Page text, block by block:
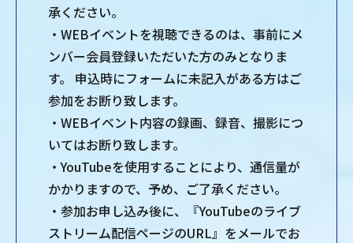
承ください。
・WEBイベントを視聴できるのは、事前にメ
ンバー会員登録いただいた⽅のみとなりま
す。 申込時にフォームに未記⼊がある⽅はご
参加をお断り致します。
・WEBイベント内容の録画、録⾳、撮影につ
いてはお断り致します。
・YouTubeを使⽤することにより、通信量が
かかりますので、予め、ご了承ください。
・参加お申し込み後に、『YouTubeのライブ
ストリーム配信ページのURL』をメールでお